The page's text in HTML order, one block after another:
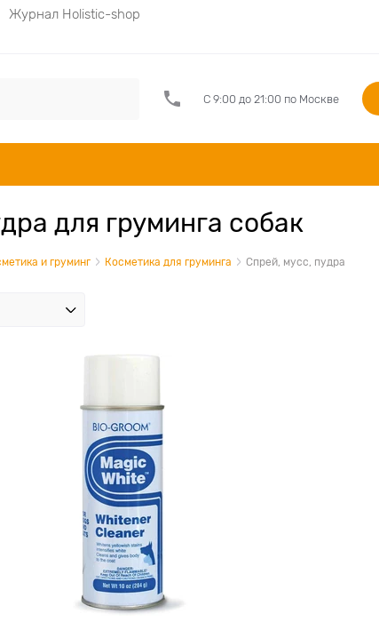
Журнал Holistic-shop
С 9:00 до 21:00 по Москве
для груминга собак
и груминг Косметика для груминга Спрей, мусс, пудра